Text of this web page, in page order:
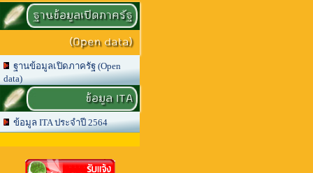
ฐานข้อมูลเปิดภาครัฐ
(Open data)
ฐานข้อมูลเปิดภาครัฐ (Open
data)
ข้อมูล ITA
ข้อมูล ITA ประจำปี 2564